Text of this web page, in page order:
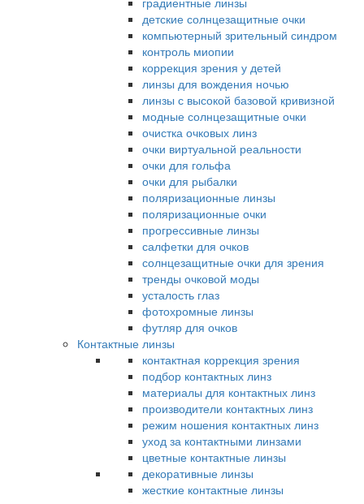
детские солнцезащитные очки
компьютерный зрительный синдром
контроль миопии
коррекция зрения у детей
линзы для вождения ночью
линзы с высокой базовой кривизной
модные солнцезащитные очки
очистка очковых линз
очки виртуальной реальности
очки для гольфа
очки для рыбалки
поляризационные линзы
поляризационные очки
прогрессивные линзы
салфетки для очков
солнцезащитные очки для зрения
тренды очковой моды
усталость глаз
фотохромные линзы
футляр для очков
Контактные линзы
контактная коррекция зрения
подбор контактных линз
материалы для контактных линз
производители контактных линз
режим ношения контактных линз
уход за контактными линзами
цветные контактные линзы
декоративные линзы
жесткие контактные линзы